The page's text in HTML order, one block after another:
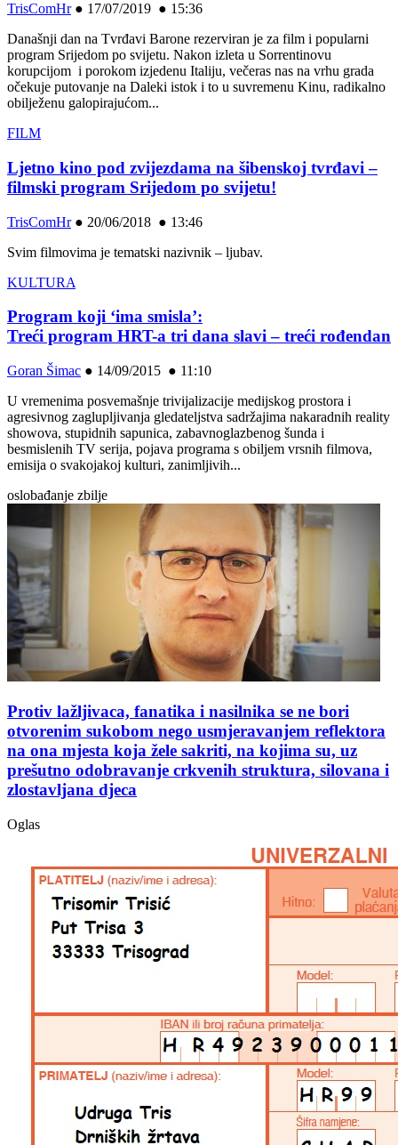
TrisComHr● 17/07/2019 ● 15:36
Današnji dan na Tvrđavi Barone rezerviran je za film i popularni
program Srijedom po svijetu. Nakon izleta u Sorrentinovu
korupcijom i porokom izjedenu Italiju, večeras nas na vrhu grada
očekuje putovanje na Daleki istok i to u suvremenu Kinu, radikalno
obilježenu galopirajućom...
FILM
Ljetno kino pod zvijezdama na šibenskoj tvrđavi –
filmski program Srijedom po svijetu!
TrisComHr● 20/06/2018 ● 13:46
Svim filmovima je tematski nazivnik – ljubav.
KULTURA
Program koji ‘ima smisla’:
Treći program HRT-a tri dana slavi – treći rođendan
Goran Šimac ● 14/09/2015 ● 11:10
U vremenima posvemašnje trivijalizacije medijskog prostora i
agresivnog zaglupljivanja gledateljstva sadržajima nakaradnih reality
showova, stupidnih sapunica, zabavnoglazbenog šunda i
besmislenih TV serija, pojava programa s obiljem vrsnih filmova,
emisija o svakojakoj kulturi, zanimljivih...
oslobađanje zbilje
Protiv lažljivaca, fanatika i nasilnika se ne bori
otvorenim sukobom nego usmjeravanjem reflektora
na ona mjesta koja žele sakriti, na kojima su, uz
prešutno odobravanje crkvenih struktura, silovana i
zlostavljana djeca
Oglas